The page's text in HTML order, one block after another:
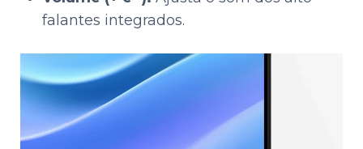
falantes integrados.